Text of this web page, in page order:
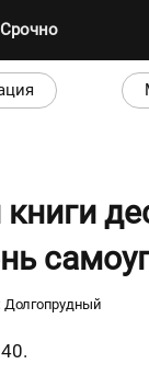
Срочно
Долгопрудный